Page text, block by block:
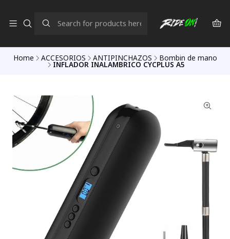
Home ACCESORIOS ANTIPINCHAZOS Bombin de mano
INFLADOR INALAMBRICO CYCPLUS A5